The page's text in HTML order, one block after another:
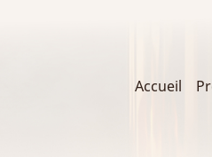
Main
Accueil